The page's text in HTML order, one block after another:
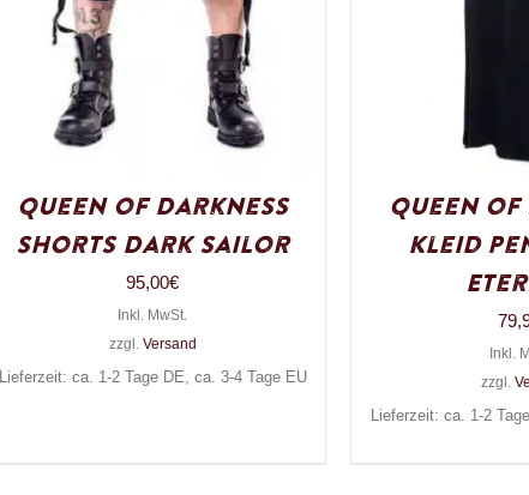
Queen of Darkness
Shorts Dark Sailor
95,00€
Inkl. MwSt.
zzgl. Versand
Lieferzeit: ca. 1-2 Tage DE, ca. 3-4 Tage EU
Queen of
Kleid
Inkl.
zzgl.
Lieferzeit: ca. 1-2